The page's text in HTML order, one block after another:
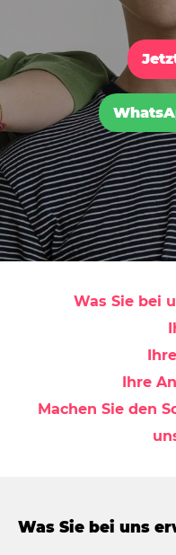
Was Sie bei
Ihre
Machen Sie den
Was Sie bei uns